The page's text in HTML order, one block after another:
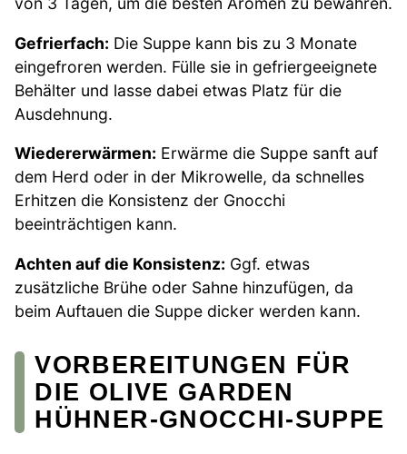
Gefrierfach: Die Suppe kann bis zu 3 Monate
eingefroren werden. Fülle sie in gefriergeeignete
Behälter und lasse dabei etwas Platz für die
Ausdehnung.
Wiedererwärmen: Erwärme die Suppe sanft auf
dem Herd oder in der Mikrowelle, da schnelles
Erhitzen die Konsistenz der Gnocchi
beeinträchtigen kann.
Achten auf die Konsistenz: Ggf. etwas
zusätzliche Brühe oder Sahne hinzufügen, da
beim Auftauen die Suppe dicker werden kann.
VORBEREITUNGEN FÜR
DIE OLIVE GARDEN
HÜHNER-GNOCCHI-SUPPE